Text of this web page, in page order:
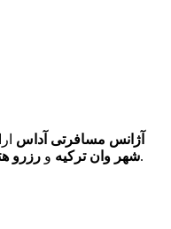
آژانس مسافرتی آداس
شهر وان ترکیه و رزرو با قیمت مناسب می‌باشد.